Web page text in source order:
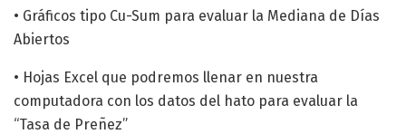
• Gráficos tipo Cu-Sum para evaluar la Mediana de Días
Abiertos
• Hojas Excel que podremos llenar en nuestra
computadora con los datos del hato para evaluar la
“Tasa de Preñez”